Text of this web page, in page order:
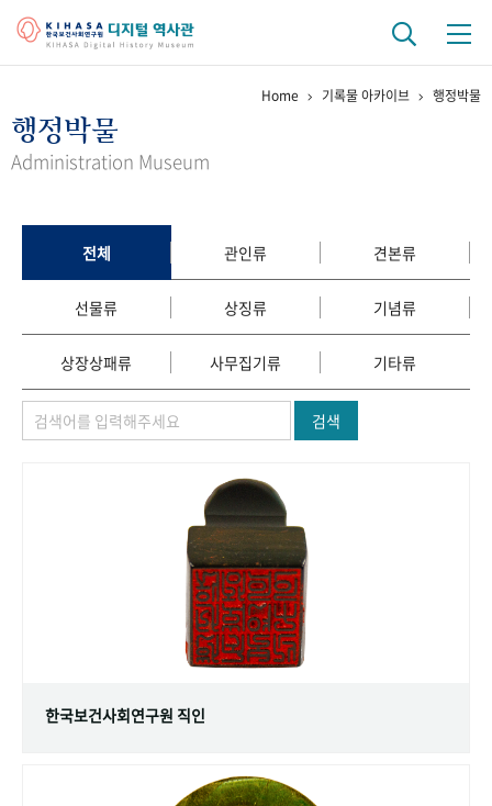
걸어온 길 기관 변천사
정책과 연구 키워드로 보는 연구 역사
연구자들
간행물 변천사
기록물 아카이브
사진 아카이브 문서 기록물 행정박물 영상 기록물
숫자로 보는 50년 50+1
Home 기록물 아카이브 행정박물
행정박물
Administration Museum
전체 관인류 견본류
선물류 상징류 기념류
상장상패류 사무집기류 기타류
검색
한국보건사회연구원 직인